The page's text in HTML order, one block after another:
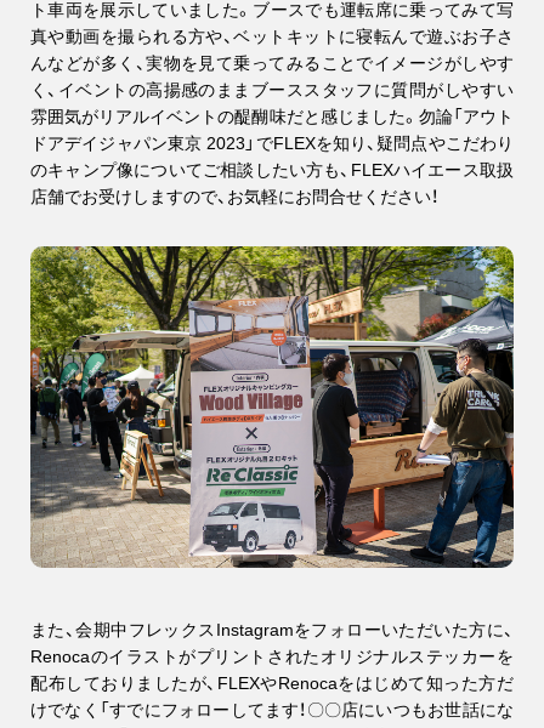
ト車両を展示していました。ブースでも運転席に乗ってみて写
真や動画を撮られる方や、ベットキットに寝転んで遊ぶお子さ
んなどが多く、実物を見て乗ってみることでイメージがしやす
く、イベントの高揚感のままブーススタッフに質問がしやすい
雰囲気がリアルイベントの醍醐味だと感じました。勿論「アウト
ドアデイジャパン東京 2023」でFLEXを知り、疑問点やこだわり
のキャンプ像についてご相談したい方も、FLEXハイエース取扱
店舗でお受けしますので、お気軽にお問合せください！
また、会期中フレックスInstagramをフォローいただいた方に、
Renocaのイラストがプリントされたオリジナルステッカーを
配布しておりましたが、FLEXやRenocaをはじめて知った方だ
けでなく「すでにフォローしてます！〇〇店にいつもお世話にな